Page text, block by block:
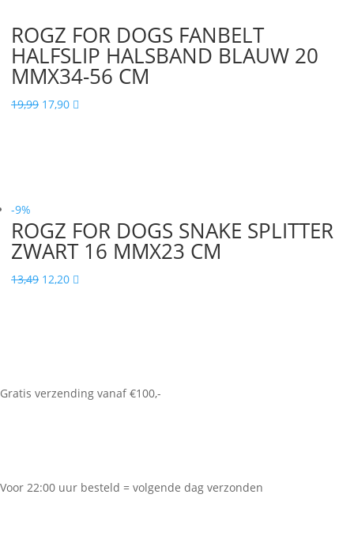
ROGZ FOR DOGS FANBELT
HALFSLIP HALSBAND BLAUW 20
MMX34-56 CM
19,99 Oorspronkelijke
17,90Huidige

-9%
ROGZ FOR DOGS SNAKE SPLITTER
ZWART 16 MMX23 CM
13,49 Oorspronkelijke
12,20Huidige

Gratis verzending vanaf €100,-
Voor 22:00 uur besteld = volgende dag verzonden